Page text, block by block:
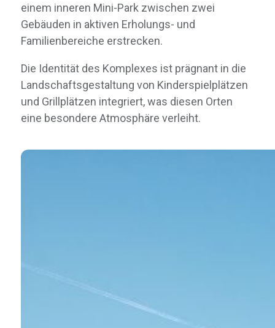
einem inneren Mini-Park zwischen zwei
Gebäuden in aktiven Erholungs- und
Familienbereiche erstrecken.
Die Identität des Komplexes ist prägnant in die
Landschaftsgestaltung von Kinderspielplätzen
und Grillplätzen integriert, was diesen Orten
eine besondere Atmosphäre verleiht.